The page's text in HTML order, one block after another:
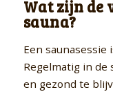
Wat zijn de
sauna?
Een saunasessie
Regelmatig in de
en gezond te